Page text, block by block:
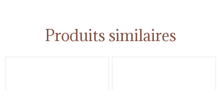
Produits similaires